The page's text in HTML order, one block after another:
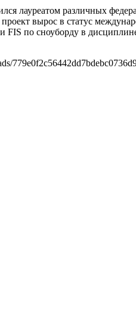
лауреатом различных
вырос в статус
по сноуборду в